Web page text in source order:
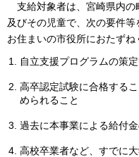
支給対象者は、宮崎県内の
及びその児童で、次の要件
お住まいの市役所におたずね
自立支援プログラムの策
高卒認定試験に合格する
められること
過去に本事業による給付
高校卒業者など、すでに